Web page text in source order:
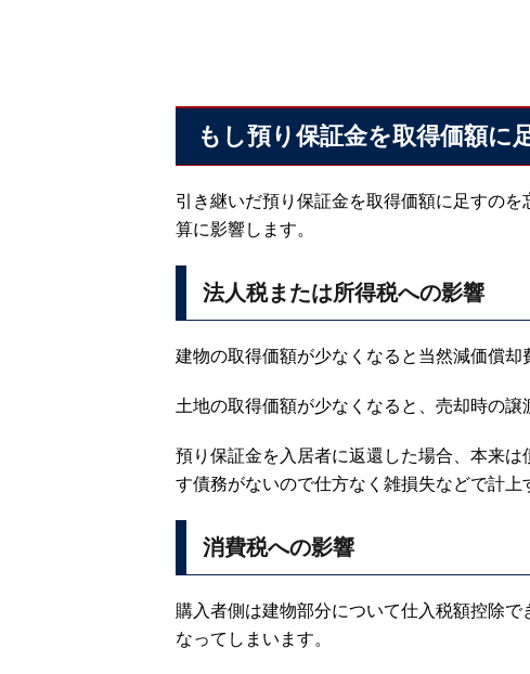
もし預り保証金を取得価額に
引き継いだ預り保証金を取得価額に足すの
算に影響します。
法人税または所得税への影響
建物の取得価額が少なくなると当然減価償却
土地の取得価額が少なくなると、売却時の譲
預り保証金を入居者に返還した場合、本来
す債務がないので仕方なく雑損失などで計上
消費税への影響
購入者側は建物部分について仕入税額控除
なってしまいます。